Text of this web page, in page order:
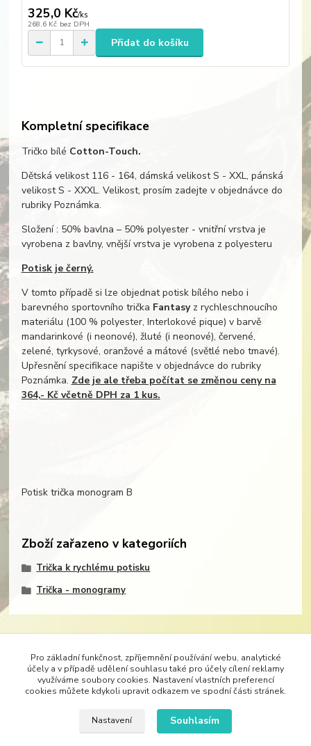
325,0 Kč/ks
268,6 Kč bez DPH
Přidat do košíku
Kompletní specifikace
Tričko bílé Cotton-Touch.
Dětská velikost 116 - 164, dámská velikost S - XXL, pánská
velikost S - XXXL. Velikost, prosím zadejte v objednávce do
rubriky Poznámka.
Složení : 50% bavlna – 50% polyester - vnitřní vrstva je
vyrobena z bavlny, vnější vrstva je vyrobena z polyesteru
Potisk je černý.
V tomto případě si lze objednat potisk bílého nebo i
barevného sportovního trička Fantasyz rychleschnoucího
materiálu (100 % polyester, Interlokové pique) v barvě
mandarinkové (i neonové), žluté (i neonové), červené,
zelené, tyrkysové, oranžové a mátové (světlé nebo tmavé).
Upřesnění specifikace napište v objednávce do rubriky
Poznámka. Zde je ale třeba počítat se změnou ceny na
364,- Kč včetně DPH za 1 kus.
Potisk trička monogram B
Zboží zařazeno v kategoriích
Trička k rychlému potisku
Trička - monogramy
Značka Demedal je nositelem exkluzívního trendu originálních potisků látek.Móda je
neoddělitelným průvodcem našeho života. Móda určuje styl oděvů, bytového textilu, ale
potiskem vhodné látky si dopřejete dokonalé dámské šaty – svatební, společenské, šaty
do tanečních, tuniky, kabáty, kalhoty či třeba alespoň trička. Do divadel lze s
Pro základní funkčnost, zpříjemnění používání webu, analytické
účely a v případě udělení souhlasu také pro účely cílení reklamy
využíváme soubory cookies. Nastavení vlastních preferencí
cookies můžete kdykoli upravit odkazem ve spodní části stránek.
Nastavení Souhlasím